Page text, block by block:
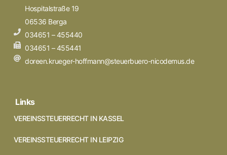
Hospitalstraße 19
06536 Berga
034651 – 455440
034651 – 455441
doreen.krueger-hoffmann@steuerbuero-nicodemus.de
Links
VEREINSSTEUERRECHT IN KASSEL
VEREINSSTEUERRECHT IN LEIPZIG